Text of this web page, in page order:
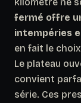
fermé offre
intempéries
en fait le
Le plateau
convient
série. Ces